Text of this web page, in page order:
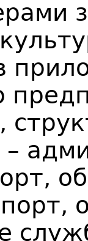
–